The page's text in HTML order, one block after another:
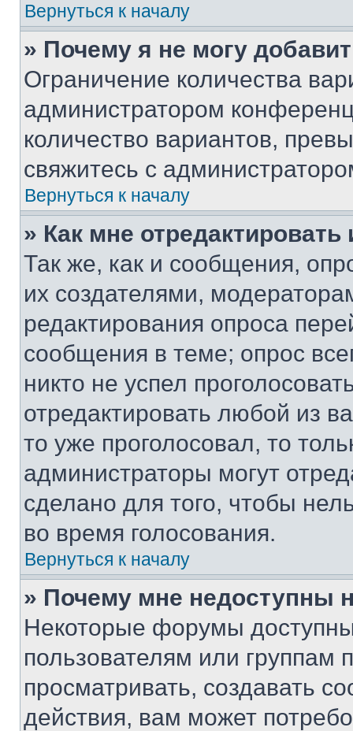
Вернуться к началу
» Почему я не могу
Ограничение количества
администратором
количество вариантов,
свяжитесь с
Вернуться к началу
» Как мне
Так же, как и сообщения,
их создателями,
редактирования опроса
сообщения в теме; опрос
никто не успел
отредактировать любой из
то уже проголосовал, то
администраторы могут
сделано для того, чтобы
во время голосования.
Вернуться к началу
» Почему мне недоступны
Некоторые форумы
пользователям или группам
просматривать, создавать
действия, вам может